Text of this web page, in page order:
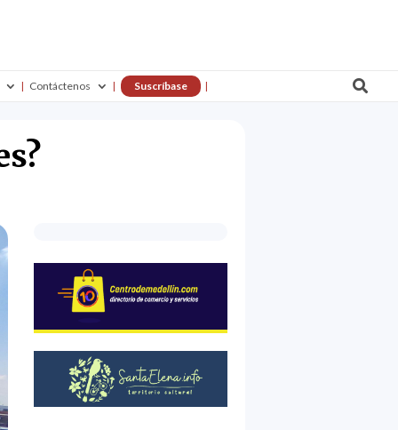
Contáctenos Suscríbase 